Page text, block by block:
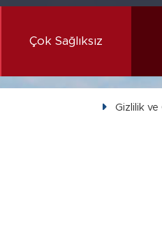
Çok Sağlıksız
Gizlilik ve